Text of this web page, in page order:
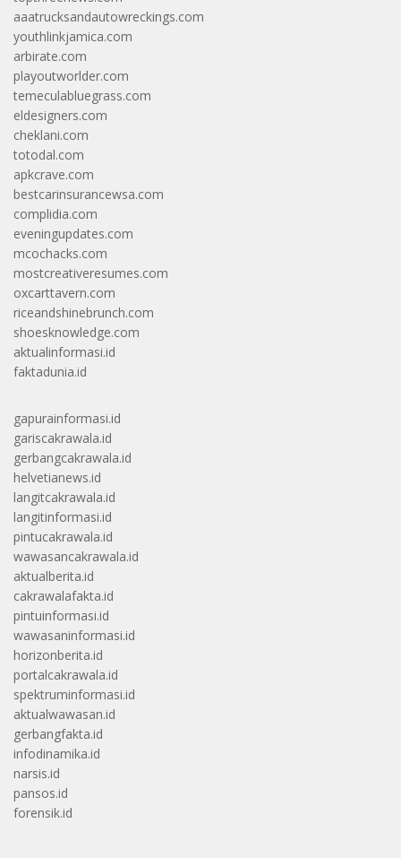
aaatrucksandautowreckings.com
youthlinkjamica.com
arbirate.com
playoutworlder.com
temeculabluegrass.com
eldesigners.com
cheklani.com
totodal.com
apkcrave.com
bestcarinsurancewsa.com
complidia.com
eveningupdates.com
mcochacks.com
mostcreativeresumes.com
oxcarttavern.com
riceandshinebrunch.com
shoesknowledge.com
aktualinformasi.id
faktadunia.id
gapurainformasi.id
gariscakrawala.id
gerbangcakrawala.id
helvetianews.id
langitcakrawala.id
langitinformasi.id
pintucakrawala.id
wawasancakrawala.id
aktualberita.id
cakrawalafakta.id
pintuinformasi.id
wawasaninformasi.id
horizonberita.id
portalcakrawala.id
spektruminformasi.id
aktualwawasan.id
gerbangfakta.id
infodinamika.id
narsis.id
pansos.id
forensik.id